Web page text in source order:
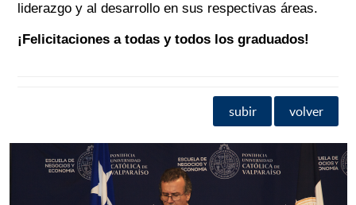
liderazgo y al desarrollo en sus respectivas áreas.
¡Felicitaciones a todas y todos los graduados!
subir volver